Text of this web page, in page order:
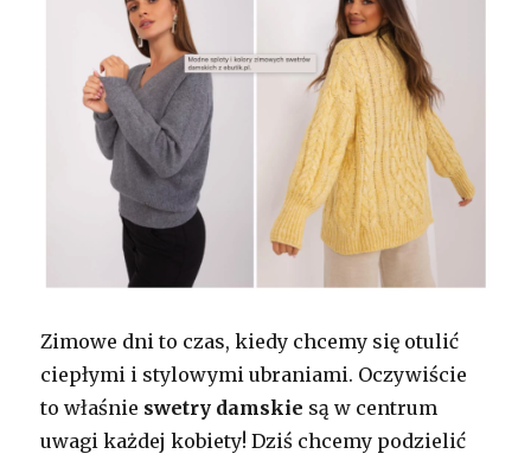
Zimowe dni to czas, kiedy chcemy się otulić
ciepłymi i stylowymi ubraniami. Oczywiście
to właśnie swetry damskie są w centrum
uwagi każdej kobiety! Dziś chcemy podzielić